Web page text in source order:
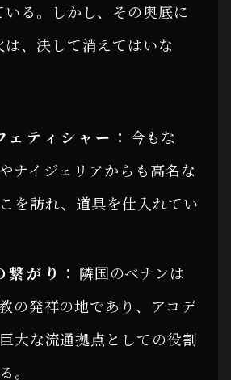
いる。しかし、その奥底に
、決して消えてはいな
ティシャー： 今もな
ナイジェリアからも高名な
を訪れ、道具を仕入れてい
がり： 隣国のベナンは
の発祥の地であり、アコデ
大な流通拠点としての役割
。